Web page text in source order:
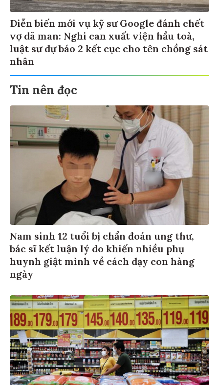
Diễn biến mới vụ kỹ sư Google đánh chết
vợ dã man: Nghi can xuất viện hầu toà,
luật sư dự báo 2 kết cục cho tên chồng sát
nhân
Tin nên đọc
Nam sinh 12 tuổi bị chẩn đoán ung thư,
bác sĩ kết luận lý do khiến nhiều phụ
huynh giật mình về cách dạy con hàng
ngày